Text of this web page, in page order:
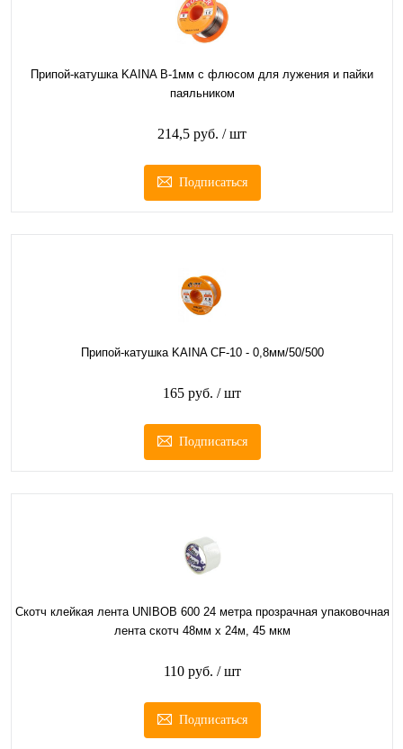
Припой-катушка KAINA B-1мм с флюсом для лужения и пайки
паяльником
214,5 руб. / шт
Подписаться
Припой-катушка KAINA CF-10 - 0,8мм/50/500
165 руб. / шт
Подписаться
Скотч клейкая лента UNIBOB 600 24 метра прозрачная упаковочная
лента скотч 48мм х 24м, 45 мкм
110 руб. / шт
Подписаться